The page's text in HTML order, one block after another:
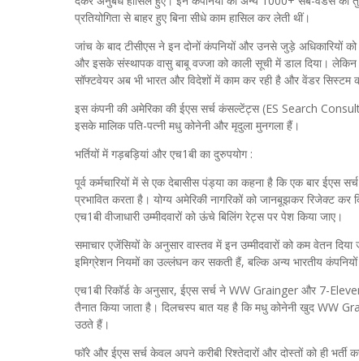
प्रतियोगिता से बाहर हुए बिना सीधे काम हासिल कर लेती थीं।
जांच के बाद टीसीएस ने इन दोनों कंपनियों और उनसे जुड़े अधिकारियों
और इसके संस्थापक वासु बाबू वज्जा को काली सूची में डाल दिया।
सॉफ्टवेयर अब भी भारत और विदेशों में काम कर रही है और वेंडर सिस्टम
इस कंपनी की अमेरिका की ईएस सर्च कंसल्टेंट्स (ES Search
इसके मालिक पति-पत्नी मधु कोनेनी और मृदुला मुनगला हैं।
भर्तियों में गड़बड़ियां और एच1बी का दुरुपयोग :
पूर्व कर्मचारियों में से एक देबासीस पंड्या का कहना है कि एक बार ईएस
प्रभावित करता है। योग्य अमेरिकी नागरिकों को जानबूझकर रिजेक्ट
एच1बी वीजाधारी उम्मीदवारों को ऊंचे बिलिंग रेट्स पर पेश किया जाए।
समाचार एजेंसियों के अनुसार वास्तव में इन उम्मीदवारों को कम वेतन
इमिग्रेशन नियमों का उल्लंघन कर सकती हैं, बल्कि अन्य भारतीय
एच1बी रिकॉर्ड के अनुसार, ईएस सर्च ने WW Grainger और 7-Eleven
तैनात किया जाता है। दिलचस्प बात यह है कि मधु कोनेनी खुद WW
उठते हैं।
फॉरे और ईएस सर्च केवल अपने करीबी रिश्तेदारों और दोस्तों को ही